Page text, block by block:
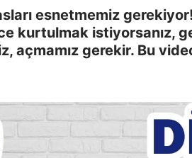
esnetmemiz
kurtulmak istiyorsanız,
açmamız gerekir. Bu